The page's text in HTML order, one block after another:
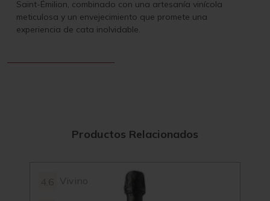
Saint-Émilion, combinado con una artesanía vinícola
meticulosa y un envejecimiento que promete una
experiencia de cata inolvidable.
Productos Relacionados
Vivino